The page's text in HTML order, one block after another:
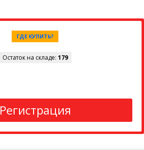
ГДЕ КУПИТЬ?
Остаток на складе: 179
Регистрация